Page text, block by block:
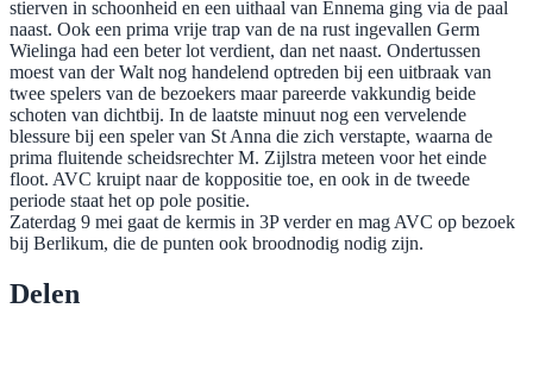
stierven in schoonheid en een uithaal van Ennema ging via de paal
naast. Ook een prima vrije trap van de na rust ingevallen Germ
Wielinga had een beter lot verdient, dan net naast. Ondertussen
moest van der Walt nog handelend optreden bij een uitbraak van
twee spelers van de bezoekers maar pareerde vakkundig beide
schoten van dichtbij. In de laatste minuut nog een vervelende
blessure bij een speler van St Anna die zich verstapte, waarna de
prima fluitende scheidsrechter M. Zijlstra meteen voor het einde
floot. AVC kruipt naar de koppositie toe, en ook in de tweede
periode staat het op pole positie.
Zaterdag 9 mei gaat de kermis in 3P verder en mag AVC op bezoek
bij Berlikum, die de punten ook broodnodig nodig zijn.
Delen